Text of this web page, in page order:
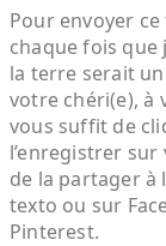
Pour envoyer
chaque fois que
la terre serait
votre chéri(e), à
vous suffit de
l’enregistrer
de la partager à
texto ou sur
Pinterest.